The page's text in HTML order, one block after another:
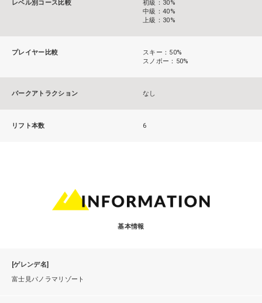
レベル別コース比較
初級：30%
中級：40%
上級：30%
プレイヤー比較
スキー：50%
スノボー：50%
パークアトラクション なし
リフト本数 6
基本情報
[ゲレンデ名]
富士見パノラマリゾート